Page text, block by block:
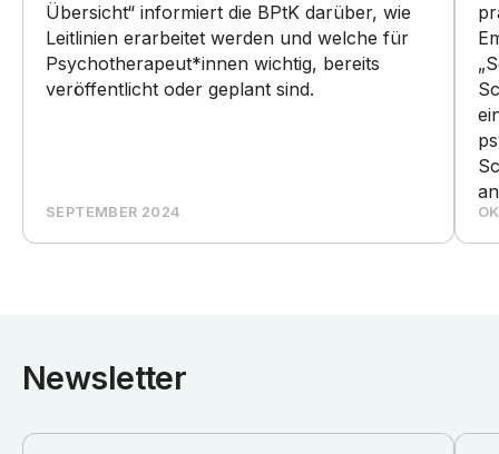
Übersicht“ informiert die BPtK darüber, wie
Leitlinien erarbeitet werden und welche für
Psychotherapeut*innen wichtig, bereits
veröffentlicht oder geplant sind.
SEPTEMBER 2024
Newsletter